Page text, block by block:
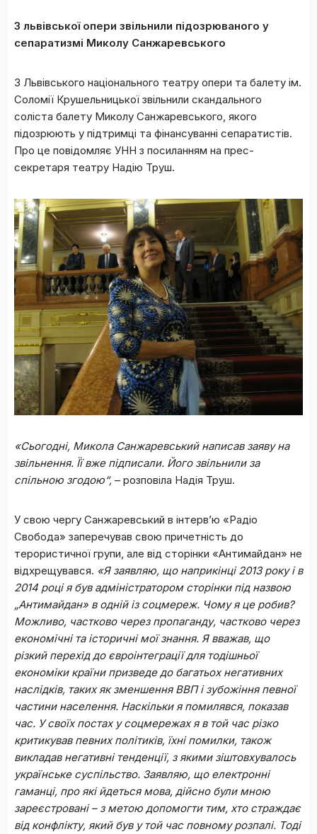
З львівської опери звільнили підозрюваного у
сепаратизмі Миколу Санжаревського
З Львівського національного театру опери та балету ім.
Соломії Крушельницької звільнили скандального
соліста балету Миколу Санжаревського, якого
підозрюють у підтримці та фінансуванні сепаратистів.
Про це повідомляє УНН з посиланням на прес-
секретаря театру Надію Труш.
«Сьогодні, Микола Санжаревський написав заяву на
звільнення. Її вже підписали. Його звільнили за
спільною згодою“, – розповіла Надія Труш.
У свою чергу Санжаревський в інтерв’ю «Радіо
Свобода» заперечував свою причетність до
терористичної групи, але від сторінки «Антимайдан» не
відхрещувався. «Я заявляю, що наприкінці 2013 року і в
2014 році я був адміністратором сторінки під назвою
„Антимайдан» в одній із соцмереж. Чому я це робив?
Можливо, частково через пропаганду, частково через
економічні та історичні мої знання. Я вважав, що
різкий перехід до євроінтеграції для тодішньої
економіки країни призведе до багатьох негативних
наслідків, таких як зменшення ВВП і зубожіння певної
частини населення. Наскільки я помилявся, показав
час. У своїх постах у соцмережах я в той час різко
критикував певних політиків, їхні помилки, також
викладав негативні тенденції, з якими зіштовхувалось
українське суспільство. Заявляю, що електронні
гаманці, про які йдеться мова, дійсно були мною
зареєстровані – з метою допомогти тим, хто страждає
від конфлікту, який був у той час повному розпалі. Тоді